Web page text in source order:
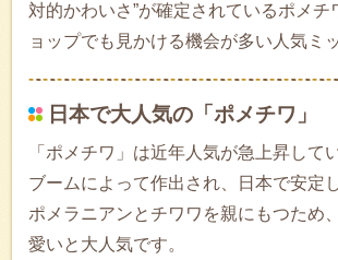
対的かわいさ”が確定されているポメチ
ョップでも見かける機会が多い人気ミ
日本で大人気の「ポメチワ」
「ポメチワ」は近年人気が急上昇して
ブームによって作出され、日本で安定
ポメラニアンとチワワを親にもつため
愛いと大人気です。